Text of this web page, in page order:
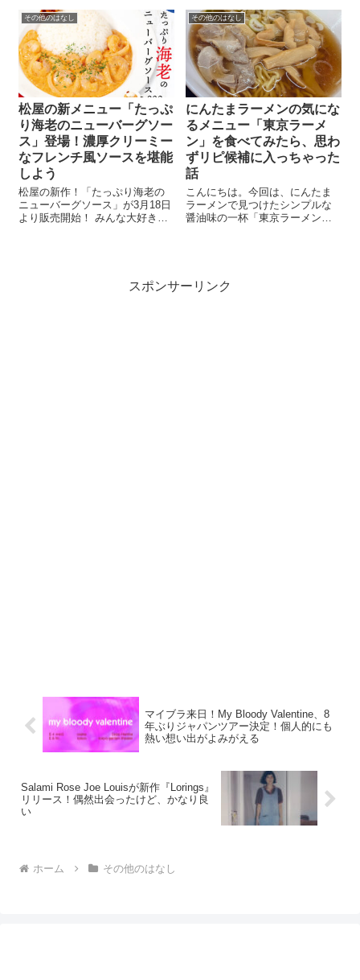
ロテインバー（黒胡椒味）」で
す。 価格は税込130円とお手
頃。プロテインバーって甘...
プラーメンの話をお届けしま
す。 食べたのはこれ。
「Secoma えびだし塩ラーメ
ン」！PBラーメン...
その他のはなし
松屋の新メニュー「たっぷ
り海老のニューバーグソー
ス」登場！濃厚クリーミー
なフレンチ風ソースを堪能
しよう
松屋の新作！「たっぷり海老の
ニューバーグソース」が3月18日
より販売開始！ みんな大好き松
されます。 今回の新メニ...
その他のはなし
にんたまラーメンの気にな
るメニュー「東京ラーメ
ン」を食べてみたら、思わ
ずリピ候補に入っちゃった
話
こんにちは。今回は、にんたま
ラーメンで見つけたシンプルな
醤油味の一杯「東京ラーメン」
の紹介を。 にんたまラーメン、
正式には「...
スポンサーリンク
マイブラ来日！My Bloody Valentine、8
年ぶりジャパンツアー決定！個人的にも
熱い想い出がよみがえる
Salami Rose Joe Louisが新作『Lorings』
リリース！偶然出会ったけど、かなり良
い
ホーム その他のはなし